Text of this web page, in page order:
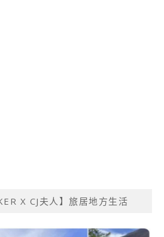
X CJ夫人】旅居地方生活